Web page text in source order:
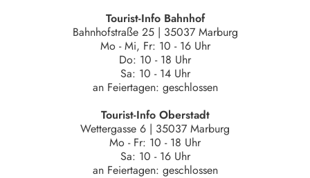
Tourist-Info Bahnhof
Bahnhofstraße 25 | 35037 Marburg
Mo - Mi, Fr: 10 - 16 Uhr
Do: 10 - 18 Uhr
Sa: 10 - 14 Uhr
an Feiertagen: geschlossen
Tourist-Info Oberstadt
Wettergasse 6 | 35037 Marburg
Mo - Fr: 10 - 18 Uhr
Sa: 10 - 16 Uhr
an Feiertagen: geschlossen